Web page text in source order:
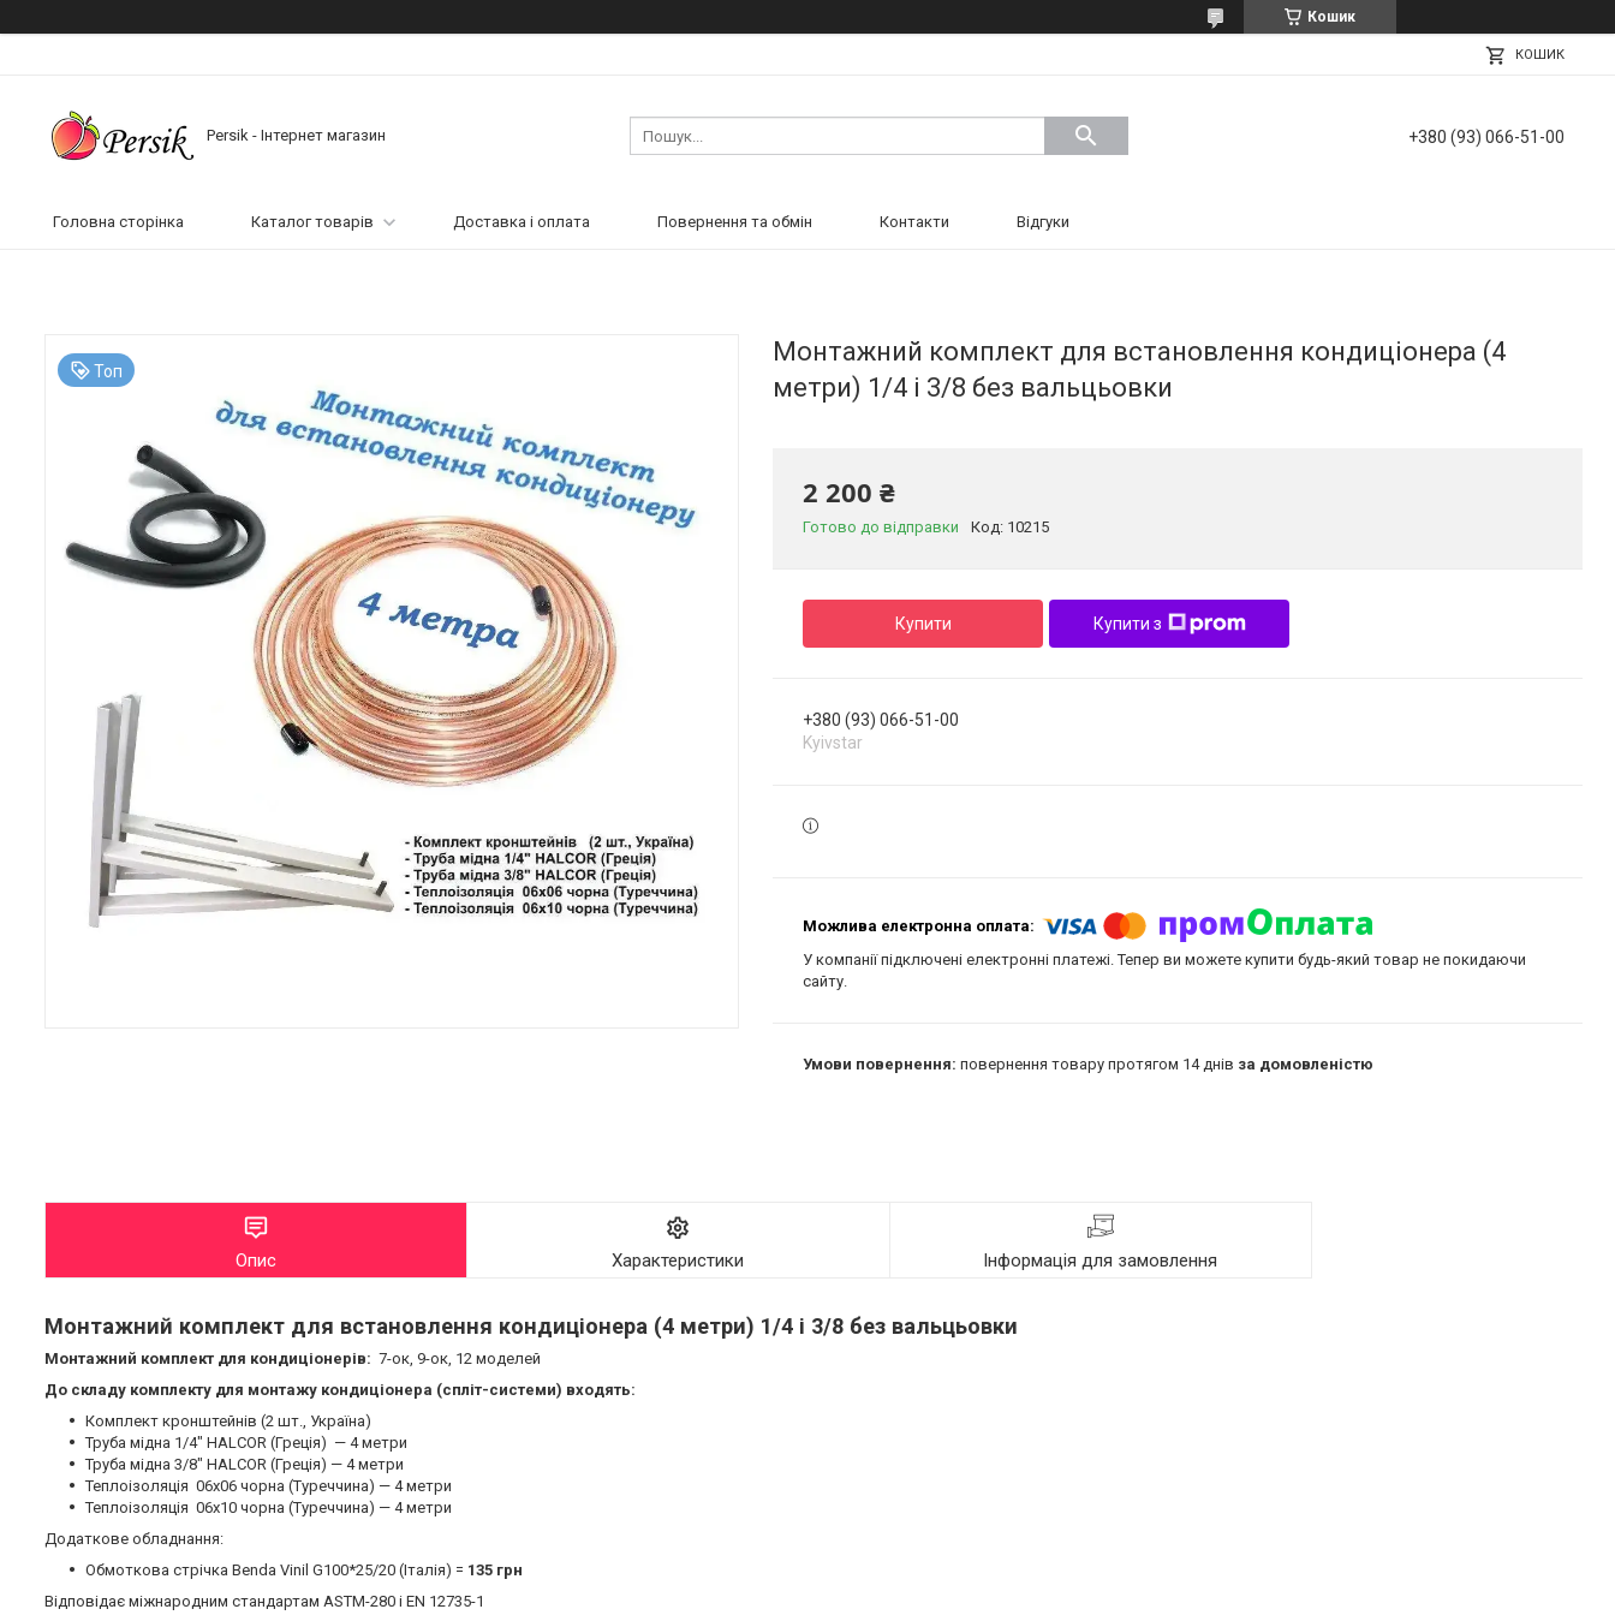
Кошик
КОШИК
Persik - Інтернет магазин +380 (93) 066-51-00
Головна сторінка Каталог товарів Доставка і оплата Повернення та обмін Контакти Відгуки
Топ
Монтажний комплект для встановлення кондиціонера (4
метри) 1/4 і 3/8 без вальцьовки
2 200 ₴
Готово до відправки Код: 10215
Купити Купити з
+380 (93) 066-51-00
Kyivstar
У компанії підключені електронні платежі. Тепер ви можете купити будь-який товар не покидаючи
сайту.
повернення товару протягом 14 днів за домовленістю
Опис Характеристики Інформація для замовлення
Монтажний комплект для встановлення кондиціонера (4 метри) 1/4 і 3/8 без вальцьовки
Монтажний комплект для кондиціонерів: 7-ок, 9-ок, 12 моделей
До складу комплекту для монтажу кондиціонера (спліт-системи) входять:
Комплект кронштейнів (2 шт., Україна)
Труба мідна 1/4" HALCOR (Греція) — 4 метри
Труба мідна 3/8" HALCOR (Греція) — 4 метри
Теплоізоляція 06х06 чорна (Туреччина) — 4 метри
Теплоізоляція 06х10 чорна (Туреччина) — 4 метри
Додаткове обладнання:
Обмоткова стрічка Benda Vinil G100*25/20 (Італія) = 135 грн
Відповідає міжнародним стандартам ASTM-280 і EN 12735-1